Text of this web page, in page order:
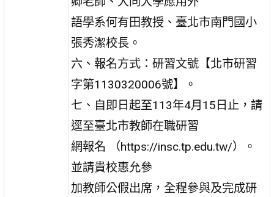
語學系何有田教授、臺北市南門國小
張秀潔校長。
六、報名方式：研習文號【北市研習
字第1130320006號】。
七、自即日起至113年4月15日止，請
逕至臺北市教師在職研習
網報名 （https://insc.tp.edu.tw/）。
並請貴校惠允參
加教師公假出席，全程參與及完成研